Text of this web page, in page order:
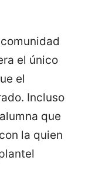
el único
el
Incluso
que
la quien